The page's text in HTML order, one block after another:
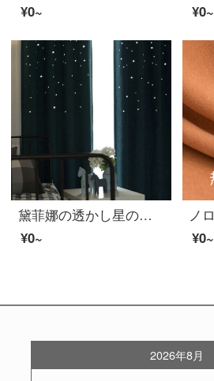
¥0~
¥0~
黛菲娜の透かし星のカーテンの完成品韓式ネットの紅現代簡単な純色の亜麻のカーテンは厚い全遮光平面の窓の寝室の客間をプラスして星を透かします-備考の色-フックの完成品の幅3.4*2.7メートルの高さ*1切れ(高可改)
¥0~
¥0~
2026年8月